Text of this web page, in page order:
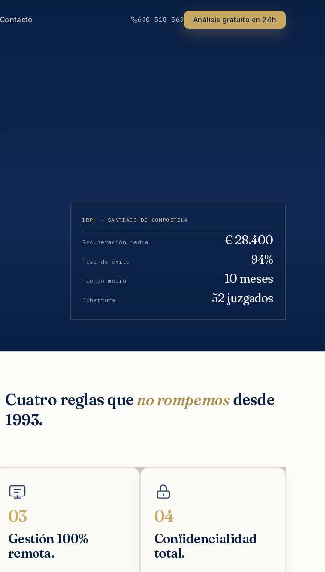
Contacto 600 518 563 Análisis gratuito en 24h
IRPH · SANTIAGO DE COMPOSTELA
Recuperación media € 28.400
Tasa de éxito 94%
Tiempo medio 10 meses
Cobertura 52 juzgados
Cuatro reglas que no rompemosdesde
1993.
03
Gestión 100%
remota.
04
Confidencialidad
total.